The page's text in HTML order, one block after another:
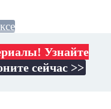
Узнайте
сейчас >>